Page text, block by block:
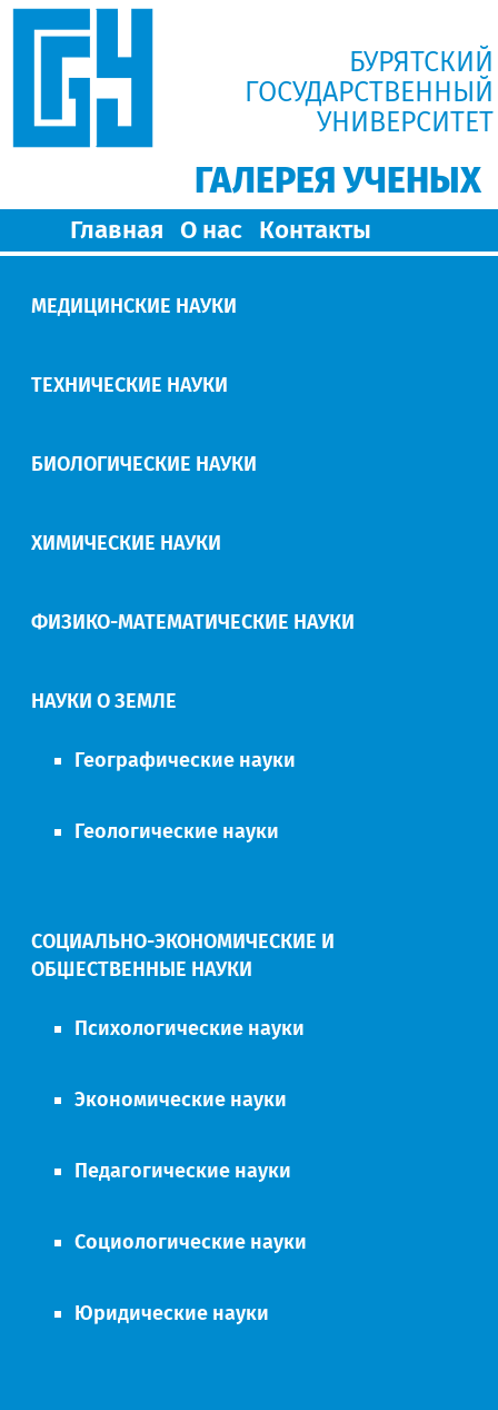
БУРЯТСКИЙ
ГОСУДАРСТВЕННЫЙ
УНИВЕРСИТЕТ
ГАЛЕРЕЯ УЧЕНЫХ
Главная О нас Контакты
МЕДИЦИНСКИЕ НАУКИ
ТЕХНИЧЕСКИЕ НАУКИ
БИОЛОГИЧЕСКИЕ НАУКИ
ХИМИЧЕСКИЕ НАУКИ
ФИЗИКО-МАТЕМАТИЧЕСКИЕ НАУКИ
НАУКИ О ЗЕМЛЕ
Географические науки
Геологические науки
СОЦИАЛЬНО-ЭКОНОМИЧЕСКИЕ И
ОБЩЕСТВЕННЫЕ НАУКИ
Психологические науки
Экономические науки
Педагогические науки
Социологические науки
Юридические науки